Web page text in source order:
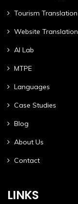
Tourism Translation
Website Translation
AI Lab
MTPE
Languages
Case Studies
Blog
About Us
Contact
LINKS